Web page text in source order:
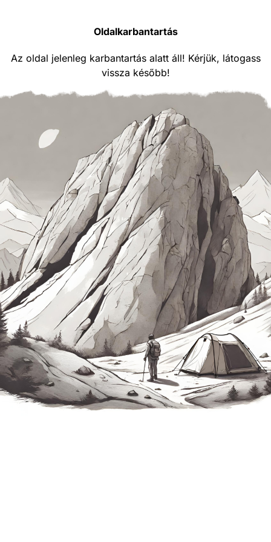
Oldalkarbantartás
Az oldal jelenleg karbantartás alatt áll! Kérjük, látogass
vissza később!